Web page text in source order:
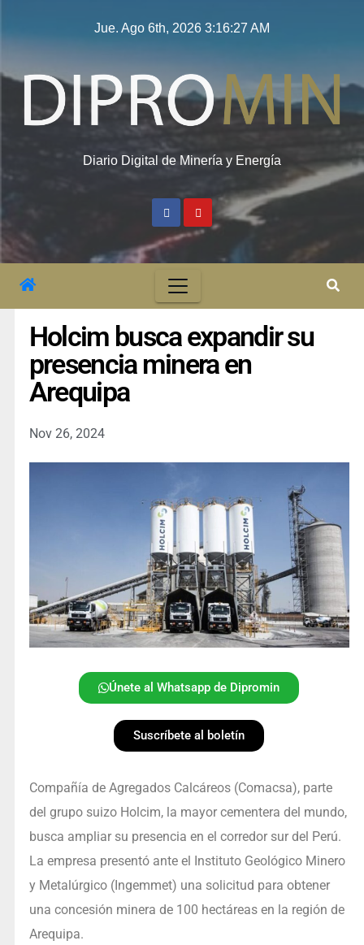
Jue. Ago 6th, 2026 3:16:27 AM
Diario Digital de Minería y Energía
Holcim busca expandir su
presencia minera en
Arequipa
Nov 26, 2024
Únete al Whatsapp de Dipromin
Suscríbete al boletín
Compañía de Agregados Calcáreos (Comacsa), parte
del grupo suizo Holcim, la mayor cementera del mundo,
busca ampliar su presencia en el corredor sur del Perú.
La empresa presentó ante el Instituto Geológico Minero
y Metalúrgico (Ingemmet) una solicitud para obtener
una concesión minera de 100 hectáreas en la región de
Arequipa.